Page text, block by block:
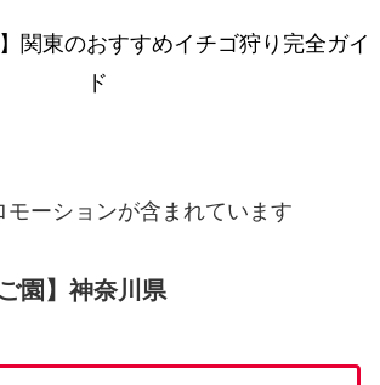
関東のおすすめイチゴ狩り完全ガイ
ド
モーションが含まれています
園】神奈川県